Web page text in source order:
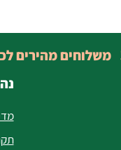
משלוחים מהירים